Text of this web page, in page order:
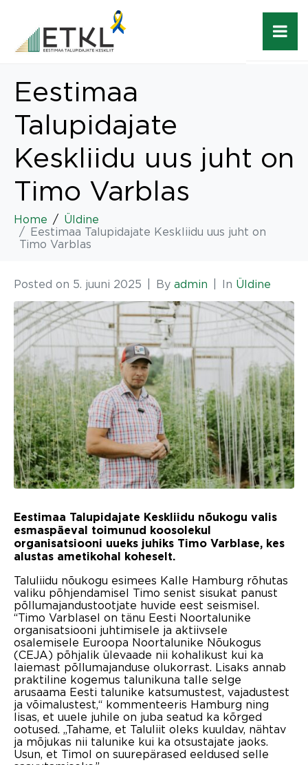
Eestimaa
Talupidajate
Keskliidu uus juht on
Timo Varblas
Home
Üldine
Eestimaa Talupidajate Keskliidu uus juht on
Timo Varblas
Posted on 5. juuni 2025 By admin In Üldine
Eestimaa Talupidajate Keskliidu nõukogu valis
esmaspäeval toimunud koosolekul
organisatsiooni uueks juhiks Timo Varblase, kes
alustas ametikohal koheselt.
Taluliidu nõukogu esimees Kalle Hamburg rõhutas
valiku põhjendamisel Timo senist sisukat panust
põllumajandustootjate huvide eest seismisel.
“Timo Varblasel on tänu Eesti Noortalunike
organisatsiooni juhtimisele ja aktiivsele
osalemisele Euroopa Noortalunike Nõukogus
(CEJA) põhjalik ülevaade nii kohalikust kui ka
laiemast põllumajanduse olukorrast. Lisaks annab
praktiline kogemus talunikuna talle selge
arusaama Eesti talunike katsumustest, vajadustest
ja võimalustest,“ kommenteeris Hamburg ning
lisas, et uuele juhile on juba seatud ka kõrged
ootused. „Tahame, et Taluliit oleks kuuldav, nähtav
ja mõjukas nii talunike kui ka otsustajate jaoks.
Usun, et Timol on suurepärased eeldused selle